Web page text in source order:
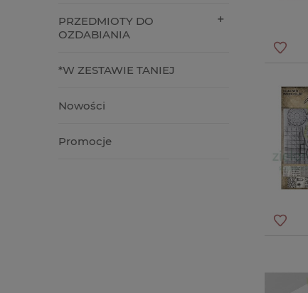
PRZEDMIOTY DO
OZDABIANIA
*W ZESTAWIE TANIEJ
Nowości
Promocje